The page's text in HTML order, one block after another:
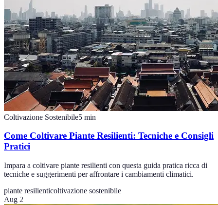
Coltivazione Sostenibile5 min
Come Coltivare Piante Resilienti: Tecniche e Consigli
Pratici
Impara a coltivare piante resilienti con questa guida pratica ricca di
tecniche e suggerimenti per affrontare i cambiamenti climatici.
piante resilienticoltivazione sostenibile
Aug 2